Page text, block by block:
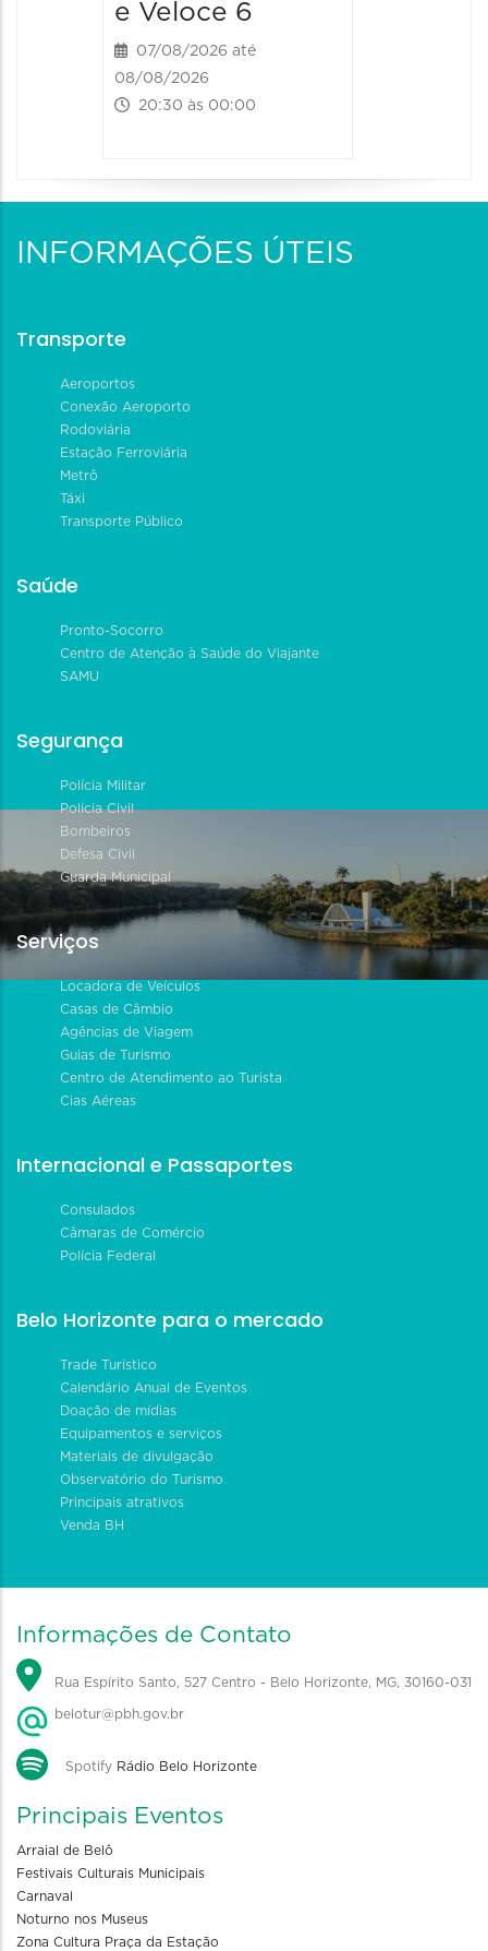
e Veloce 6
07/08/2026 até
08/08/2026
20:30 às 00:00
INFORMAÇÕES ÚTEIS
Transporte
Aeroportos
Conexão Aeroporto
Rodoviária
Estação Ferroviária
Metrô
Táxi
Transporte Público
Saúde
Pronto-Socorro
Centro de Atenção à Saúde do Viajante
SAMU
Segurança
Polícia Militar
Polícia Civil
Bombeiros
Defesa Civil
Guarda Municipal
Serviços
Locadora de Veículos
Casas de Câmbio
Agências de Viagem
Guias de Turismo
Centro de Atendimento ao Turista
Cias Aéreas
Internacional e Passaportes
Consulados
Câmaras de Comércio
Polícia Federal
Belo Horizonte para o mercado
Trade Turístico
Calendário Anual de Eventos
Doação de mídias
Equipamentos e serviços
Materiais de divulgação
Observatório do Turismo
Principais atrativos
Venda BH
Informações de Contato
Rua Espírito Santo, 527 Centro - Belo Horizonte, MG, 30160-031
belotur@pbh.gov.br
Spotify Rádio Belo Horizonte
Principais Eventos
Arraial de Belô
Festivais Culturais Municipais
Carnaval
Noturno nos Museus
Zona Cultura Praça da Estação